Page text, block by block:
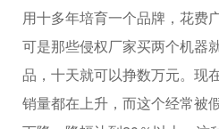
用十多年培育一个品牌，花费
可是那些侵权厂家买两个机器
品，十天就可以挣数万元。现
销量都在上升，而这个经常被